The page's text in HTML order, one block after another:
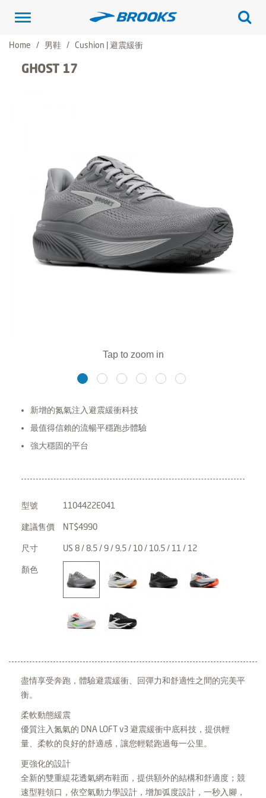
Toggle
Home
男鞋 Cushion | 避震緩衝
GHOST 17
新增的氮氣注入避震緩衝科技
最值得信賴的流暢平穩跑步體驗
強大穩固的平台
型號 1104422E041
建議售價 NT$4990
尺寸 US 8 / 8.5 / 9 / 9.5 / 10 / 10.5 / 11 / 12
顏色
盡情享受奔跑，體驗避震緩衝、回彈力和舒適性之間的完美平
衡。
柔軟動態緩震
優質注入氮氣的 DNA LOFT v3 避震緩衝中底科技，提供輕
量、柔軟的良好的舒適感，讓您輕鬆跑過每一公里。
更強化的設計
全新的雙重緹花透氣網布鞋面，提供額外的結構和舒適度；競
速型鞋領口，依空氣動力學設計，增加弧度設計，一秒入腳，